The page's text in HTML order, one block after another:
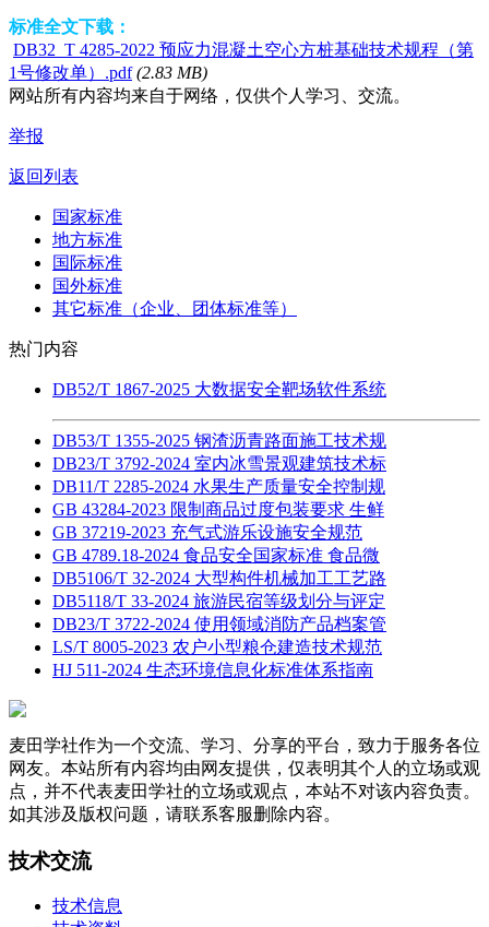
标准全文下载：
DB32_T 4285-2022 预应力混凝土空心方桩基础技术规程（第
1号修改单）.pdf (2.83 MB)
网站所有内容均来自于网络，仅供个人学习、交流。
举报
返回列表
国家标准
地方标准
国际标准
国外标准
其它标准（企业、团体标准等）
热门内容
DB52/T 1867-2025 大数据安全靶场软件系统
DB53/T 1355-2025 钢渣沥青路面施工技术规
DB23/T 3792-2024 室内冰雪景观建筑技术标
DB11/T 2285-2024 水果生产质量安全控制规
GB 43284-2023 限制商品过度包装要求 生鲜
GB 37219-2023 充气式游乐设施安全规范
GB 4789.18-2024 食品安全国家标准 食品微
DB5106/T 32-2024 大型构件机械加工工艺路
DB5118/T 33-2024 旅游民宿等级划分与评定
DB23/T 3722-2024 使用领域消防产品档案管
LS/T 8005-2023 农户小型粮仓建造技术规范
HJ 511-2024 生态环境信息化标准体系指南
麦田学社作为一个交流、学习、分享的平台，致力于服务各位
网友。本站所有内容均由网友提供，仅表明其个人的立场或观
点，并不代表麦田学社的立场或观点，本站不对该内容负责。
如其涉及版权问题，请联系客服删除内容。
技术交流
技术信息